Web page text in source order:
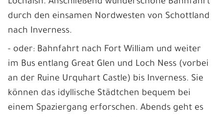
durch den einsamen Nordwesten von Schottland
nach Inverness.
- oder: Bahnfahrt nach Fort William und weiter
im Bus entlang Great Glen und Loch Ness (vorbei
an der Ruine Urquhart Castle) bis Inverness. Sie
können das idyllische Städtchen bequem bei
einem Spaziergang erforschen. Abends geht es